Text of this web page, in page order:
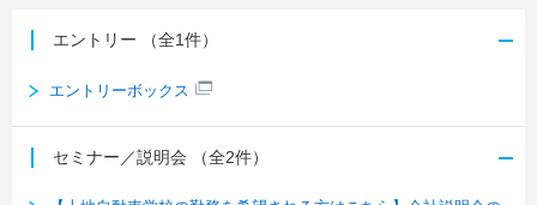
エントリー （全1件）
エントリーボックス
セミナー／説明会 （全2件）